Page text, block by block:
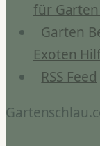
für
Garten
Exoten
RSS Feed